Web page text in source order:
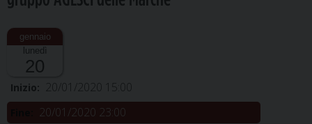
lunedì
20
Inizio: 20/01/2020 15:00
20/01/2020 23:00